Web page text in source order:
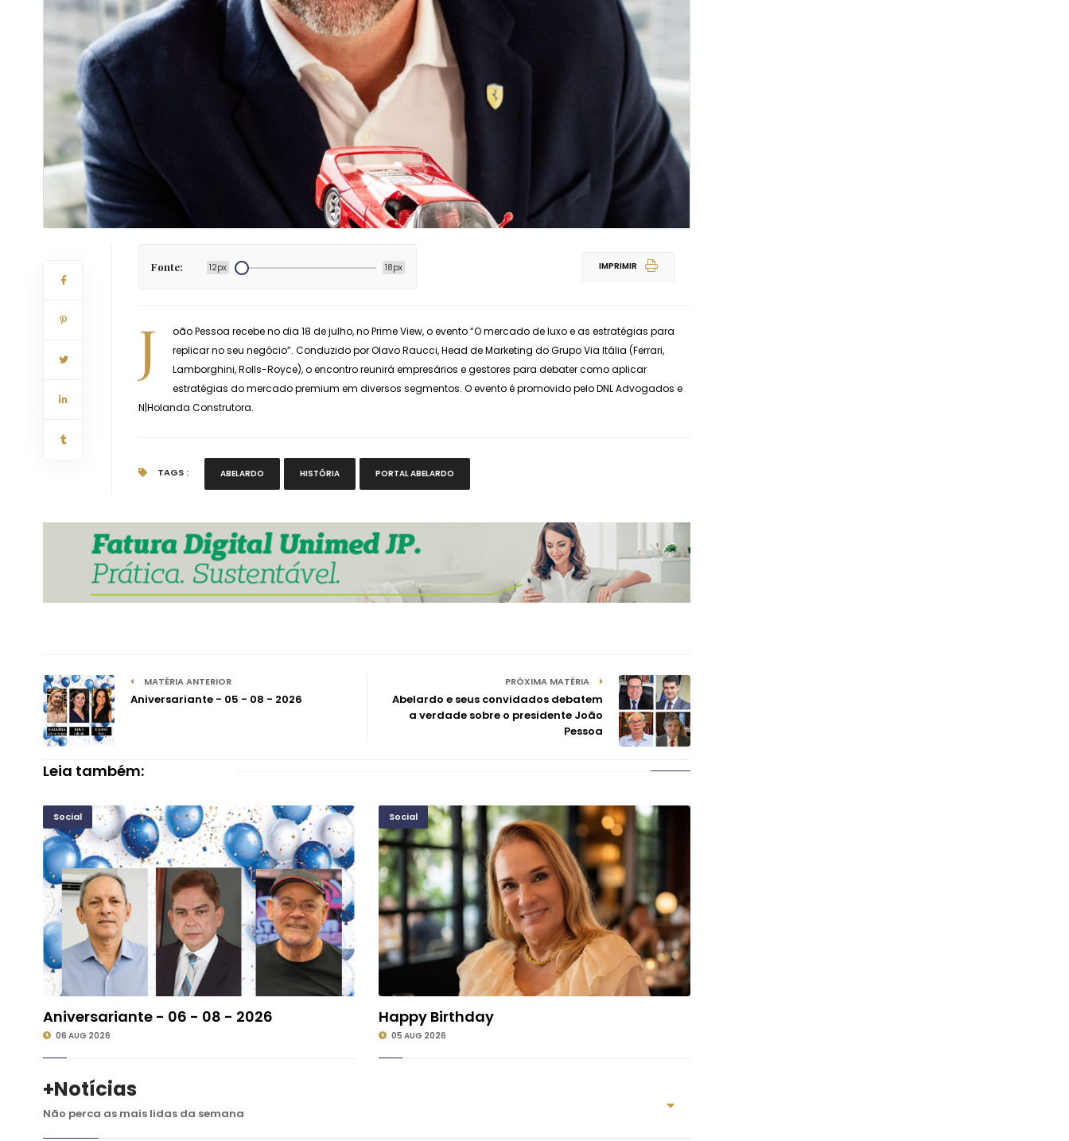
Fonte: 12px 18px IMPRIMIR
J
oão Pessoa recebe no dia 18 de julho, no Prime View, o evento “O mercado de luxo e as estratégias para
replicar no seu negócio”. Conduzido por Olavo Raucci, Head de Marketing do Grupo Via Itália (Ferrari,
Lamborghini, Rolls-Royce), o encontro reunirá empresários e gestores para debater como aplicar
estratégias do mercado premium em diversos segmentos. O evento é promovido pelo DNL Advogados e
N|Holanda Construtora.
TAGS : ABELARDO HISTÓRIA PORTAL ABELARDO
MATÉRIA ANTERIOR
Aniversariante - 05 - 08 - 2026
PRÓXIMA MATÉRIA
Abelardo e seus convidados debatem
a verdade sobre o presidente João
Pessoa
Leia também:
Social
Aniversariante - 06 - 08 - 2026
06 AUG 2026
Social
Happy Birthday
05 AUG 2026
+Notícias
Não perca as mais lidas da semana